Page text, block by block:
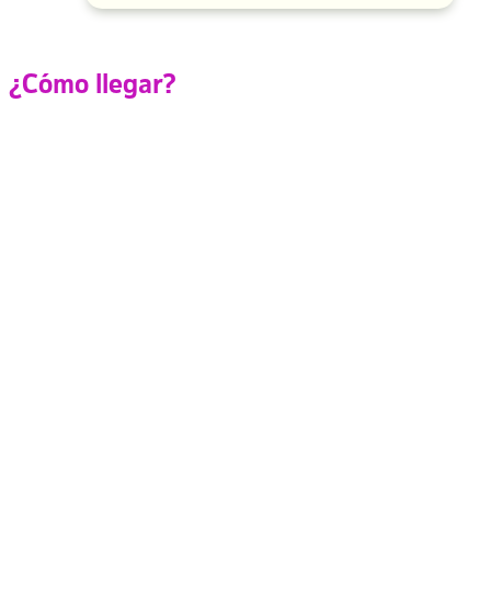
¿Cómo llegar?